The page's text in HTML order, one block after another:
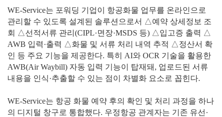
WE-Service는 포워딩 기업이 항공화물 업무를 온라인으로
관리할 수 있도록 설계된 솔루션으로서 △예약 상세정보 조
회 △선적서류 관리(CIPL·면장·MSDS 등) △입고증 출력 △
AWB 입력·출력 △화물 및 서류 처리 내역 추적 △정산서 확
인 등 주요 기능을 제공한다. 특히 AI와 OCR 기술을 활용한
AWB(Air Waybill) 자동 입력 기능이 탑재돼, 업로드된 서류
내용을 인식·추출할 수 있는 점이 차별화 요소로 꼽힌다.
WE-Service는 항공 화물 예약 후의 확인 및 처리 과정을 하나
의 디지털 창구로 통합했다. 우정항공 관계자는 기존 유선·